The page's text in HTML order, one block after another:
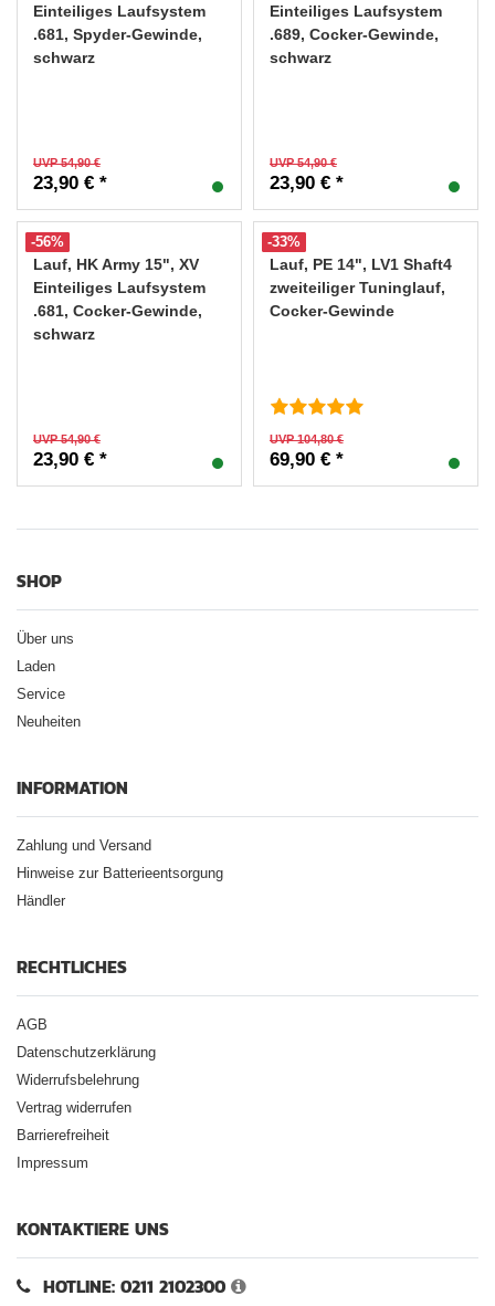
Einteiliges Laufsystem
.681, Spyder-Gewinde,
schwarz
UVP 54,90 €
23,90 € *
Einteiliges Laufsystem
.689, Cocker-Gewinde,
schwarz
UVP 54,90 €
23,90 € *
-56%
Lauf, HK Army 15", XV
Einteiliges Laufsystem
.681, Cocker-Gewinde,
schwarz
UVP 54,90 €
23,90 € *
-33%
Lauf, PE 14", LV1 Shaft4
zweiteiliger Tuninglauf,
Cocker-Gewinde
UVP 104,80 €
69,90 € *
SHOP
Über uns
Laden
Service
Neuheiten
INFORMATION
Zahlung und Versand
Hinweise zur Batterieentsorgung
Händler
RECHTLICHES
AGB
Datenschutzerklärung
Widerrufsbelehrung
Vertrag widerrufen
Barrierefreiheit
Impressum
KONTAKTIERE UNS
HOTLINE: 0211 2102300